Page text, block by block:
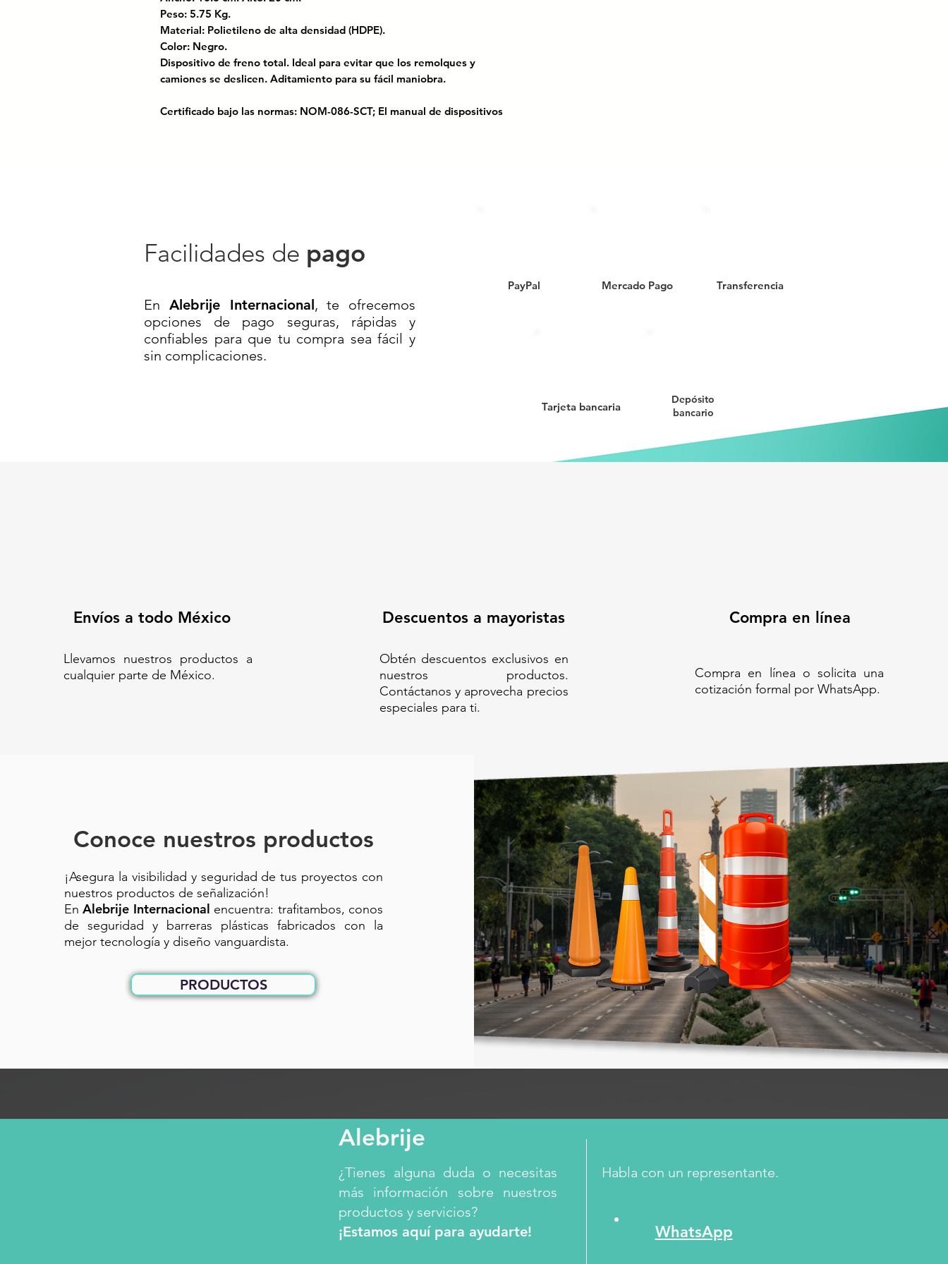
Peso: 5.75 Kg.
Material: Polietileno de alta densidad (HDPE).
Color: Negro.
Dispositivo de freno total. Ideal para evitar que los remolques y
camiones se deslicen. Aditamiento para su fácil maniobra.
Certificado bajo las normas: NOM-086-SCT; El manual de dispositivos
NEUMÁTICOS DE CAMIÓN CUÑAS// TOPE PARA CAMION TACO
CALZA PARA BLOQUEO DE CAMIONES// SEÑALAMIENTO VIAL//
Facilidades de pago
En Alebrije Internacional, te ofrecemos
opciones de pago seguras, rápidas y
confiables para que tu compra sea fácil y
sin complicaciones.
PayPal Mercado Pago Transferencia
Tarjeta bancaria
Depósito
bancario
Envíos a todo México
Llevamos nuestros productos a
cualquier parte de México.
Descuentos a mayoristas
Obtén descuentos exclusivos en
nuestros productos.
Contáctanos y aprovecha precios
especiales para ti.
Compra en línea
Compra en línea o solicita una
cotización formal por WhatsApp.
Conoce nuestros productos
¡Asegura la visibilidad y seguridad de tus proyectos con
nuestros productos de señalización!
EnAlebrije Internacional encuentra: trafitambos, conos
de seguridad y barreras plásticas fabricados con la
mejor tecnología y diseño vanguardista.
PRODUCTOS
Alebrije
¿Tienes alguna duda o necesitas
más información sobre nuestros
productos y servicios?
¡Estamos aquí para ayudarte!
Habla con un representante.
WhatsApp